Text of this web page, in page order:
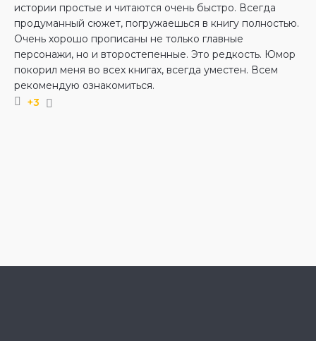
истории простые и читаются очень быстро. Всегда
продуманный сюжет, погружаешься в книгу полностью.
Очень хорошо прописаны не только главные
персонажи, но и второстепенные. Это редкость. Юмор
покорил меня во всех книгах, всегда уместен. Всем
рекомендую ознакомиться.
+3